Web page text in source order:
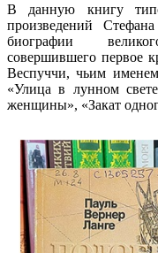
В данную книгу
произведений
биографии
совершившего первое
Веспуччи, чьим
«Улица в лунном
женщины», «Закат